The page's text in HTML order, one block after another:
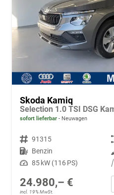
Skoda Kamiq
sofort lieferbar Neuwagen
Fahrzeugnr. 91315
Kraftstoff Benzin
Leistung 85 kW (116 PS)
24.980,– €
incl. 19% MwSt.